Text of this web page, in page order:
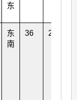
东
东
南
36 24/9